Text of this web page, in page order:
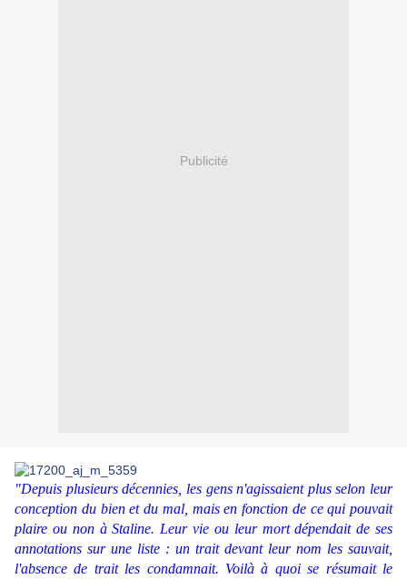
Publicité
"Depuis plusieurs décennies, les gens n'agissaient plus selon leur
conception du bien et du mal, mais en fonction de ce qui pouvait
plaire ou non à Staline. Leur vie ou leur mort dépendait de ses
annotations sur une liste : un trait devant leur nom les sauvait,
l'absence de trait les condamnait. Voilà à quoi se résumait le